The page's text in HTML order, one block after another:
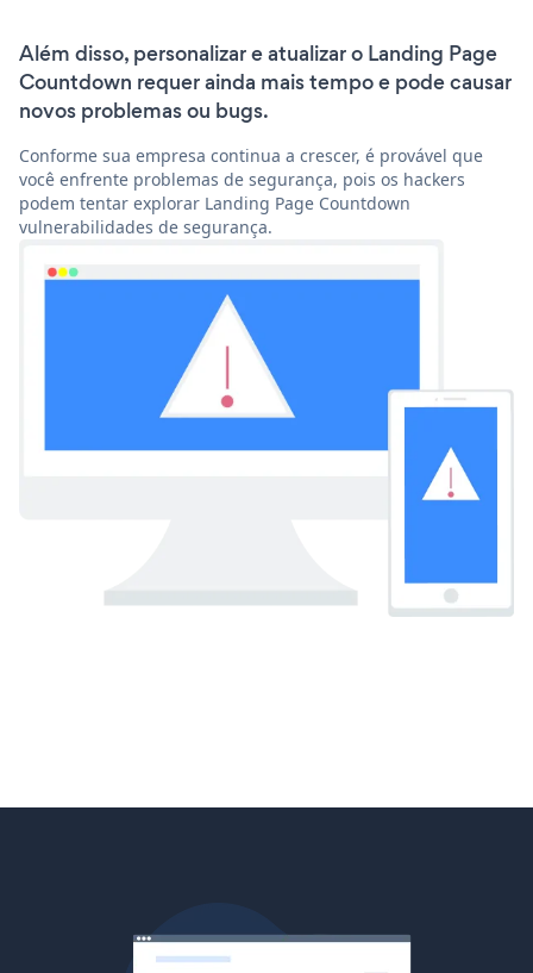
Além disso, personalizar e atualizar o Landing Page
Countdown requer ainda mais tempo e pode causar
novos problemas ou bugs.
Conforme sua empresa continua a crescer, é provável que
você enfrente problemas de segurança, pois os hackers
podem tentar explorar Landing Page Countdown
vulnerabilidades de segurança.